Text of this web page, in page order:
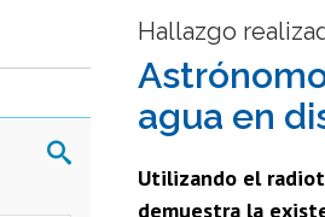
Hallazgo
agua en
Utilizando el
demuestra la